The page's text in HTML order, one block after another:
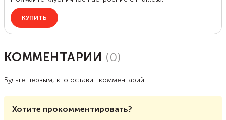
КОММЕНТАРИИ (0)
Будьте первым, кто оставит комментарий
Хотите прокомментировать?